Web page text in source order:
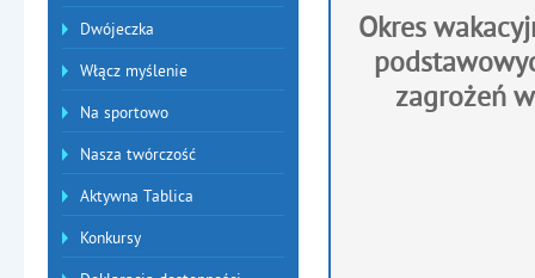
Dwójeczka
Włącz myślenie
Na sportowo
Nasza twórczość
Aktywna Tablica
Konkursy
Okres
zagrożeń